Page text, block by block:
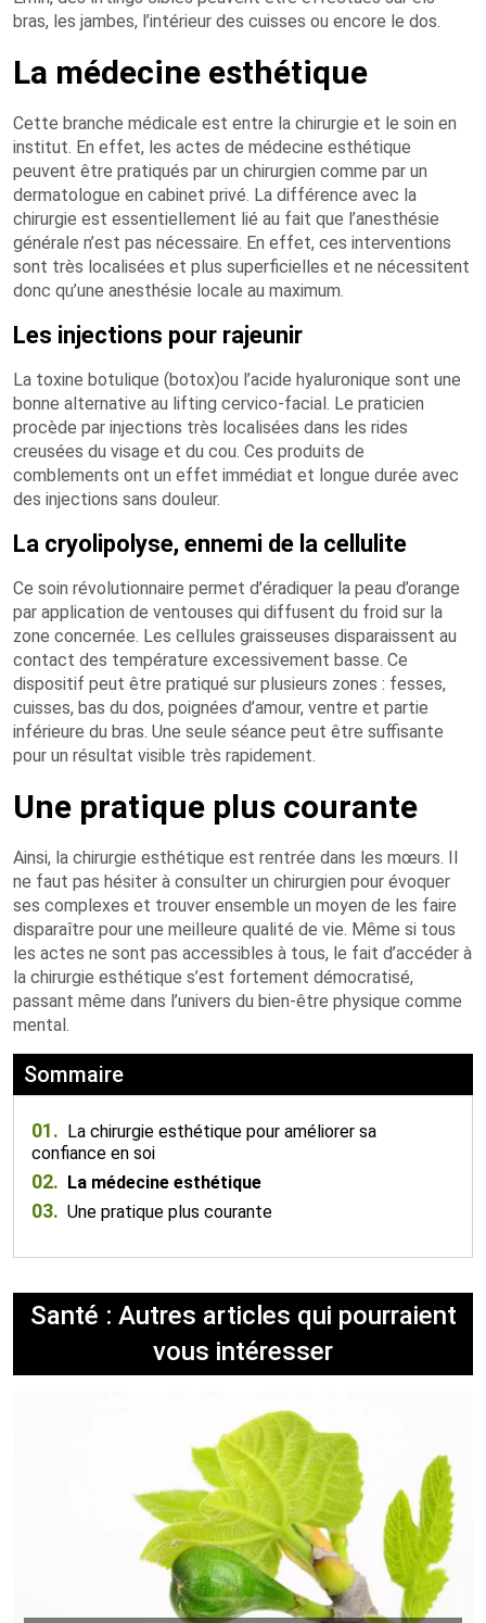
bras, les jambes, l’intérieur des cuisses ou encore le dos.
La médecine esthétique
Cette branche médicale est entre la chirurgie et le soin en
institut. En effet, les actes de médecine esthétique
peuvent être pratiqués par un chirurgien comme par un
dermatologue en cabinet privé. La différence avec la
chirurgie est essentiellement lié au fait que l’anesthésie
générale n’est pas nécessaire. En effet, ces interventions
sont très localisées et plus superficielles et ne nécessitent
donc qu’une anesthésie locale au maximum.
Les injections pour rajeunir
La toxine botulique (botox)ou l’acide hyaluronique sont une
bonne alternative au lifting cervico-facial. Le praticien
procède par injections très localisées dans les rides
creusées du visage et du cou. Ces produits de
comblements ont un effet immédiat et longue durée avec
des injections sans douleur.
La cryolipolyse, ennemi de la cellulite
Ce soin révolutionnaire permet d’éradiquer la peau d’orange
par application de ventouses qui diffusent du froid sur la
zone concernée. Les cellules graisseuses disparaissent au
contact des température excessivement basse. Ce
dispositif peut être pratiqué sur plusieurs zones : fesses,
cuisses, bas du dos, poignées d’amour, ventre et partie
inférieure du bras. Une seule séance peut être suffisante
pour un résultat visible très rapidement.
Une pratique plus courante
Ainsi, la chirurgie esthétique est rentrée dans les mœurs. Il
ne faut pas hésiter à consulter un chirurgien pour évoquer
ses complexes et trouver ensemble un moyen de les faire
disparaître pour une meilleure qualité de vie. Même si tous
les actes ne sont pas accessibles à tous, le fait d’accéder à
la chirurgie esthétique s’est fortement démocratisé,
passant même dans l’univers du bien-être physique comme
mental.
Sommaire
01. La chirurgie esthétique pour améliorer sa
confiance en soi
02. La médecine esthétique
03. Une pratique plus courante
Santé : Autres articles qui pourraient
vous intéresser